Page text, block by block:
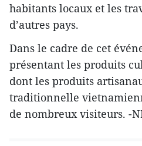
habitants locaux et les
d’autres pays.
Dans le cadre de cet
présentant les produits
dont les produits
traditionnelle
de nombreux visiteurs. -